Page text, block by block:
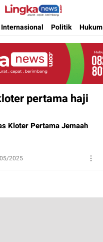
Lingkanews
Cepat & Berimbang
Internasional Politik Hukum
pertama haji
Kloter Pertama Jemaah
2025